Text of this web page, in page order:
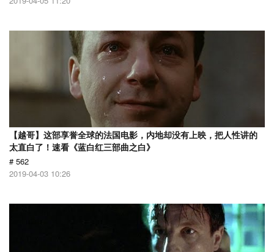
【越哥】这部享誉全球的法国电影，内地却没有上映，把人性讲的
太直白了！速看《蓝白红三部曲之白》
# 562
2019-04-03 10:26